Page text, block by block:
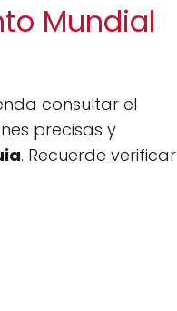
Mundial
consultar el
precisas y
. Recuerde verificar